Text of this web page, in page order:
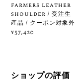
farmers leather
shoulder / 受注生
産品 / クーポン対象外
¥57,420
ショップの評価